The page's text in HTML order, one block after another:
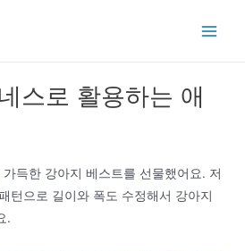
스로 활용하는 애
득한 강아지 베스트를 선물했어요. 저
턴으로 길이와 폭도 수정해서 강아지
.